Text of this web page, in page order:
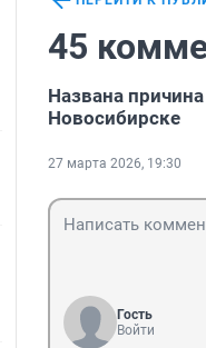
45
Названа
Новосибирске
27 марта 2026, 19:30
Гость
Войти